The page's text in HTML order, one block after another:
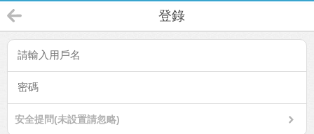
登錄
安全提問(未設置請忽略)